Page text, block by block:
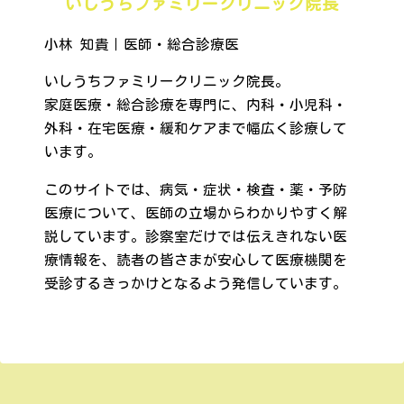
いしうちファミリークリニック院長
小林 知貴｜医師・総合診療医
いしうちファミリークリニック院長。
家庭医療・総合診療を専門に、内科・小児科・
外科・在宅医療・緩和ケアまで幅広く診療して
います。
このサイトでは、病気・症状・検査・薬・予防
医療について、医師の立場からわかりやすく解
説しています。診察室だけでは伝えきれない医
療情報を、読者の皆さまが安心して医療機関を
受診するきっかけとなるよう発信しています。